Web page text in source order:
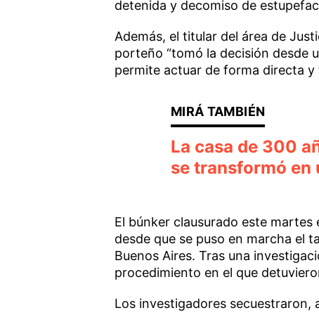
detenida y decomiso de
Además, el titular del área de
porteño “tomó la decisión desde
permite actuar de forma directa y
La casa de 300
se transformó en
El búnker clausurado este
desde que se puso en marcha el
Buenos Aires. Tras una
procedimiento en el que
Los investigadores secuestraron,